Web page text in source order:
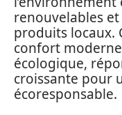
renouvelables
produits locaux.
confort
écologique,
croissante pour
écoresponsable.